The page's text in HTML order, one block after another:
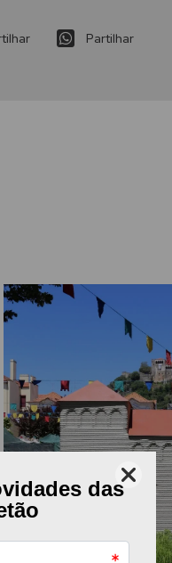
Partilhar